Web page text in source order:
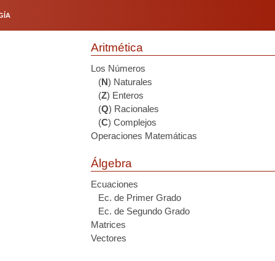
Aritmética
Los Números
(N) Naturales
(Z) Enteros
(Q) Racionales
(C) Complejos
Operaciones Matemáticas
Álgebra
Ecuaciones
Ec. de Primer Grado
Ec. de Segundo Grado
Matrices
Vectores